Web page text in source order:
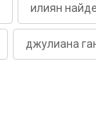
илиян
джулиана